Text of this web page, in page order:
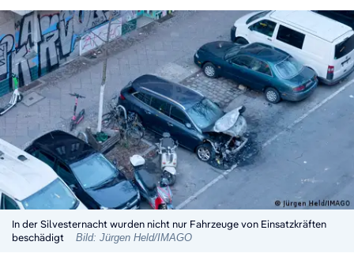
In der Silvesternacht wurden nicht nur Fahrzeuge von Einsatzkräften
beschädigt
Bild: Jürgen Held/IMAGO